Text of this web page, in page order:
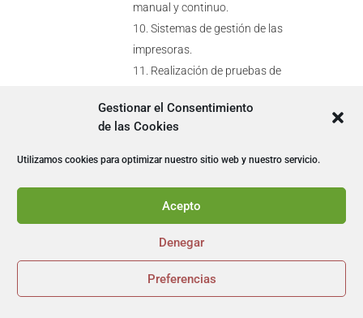
Gestionar el Consentimiento
de las Cookies
Utilizamos cookies para optimizar nuestro sitio web y nuestro servicio.
Acepto
Denegar
Preferencias
manual y continuo.
Sistemas de gestión de las
impresoras.
Realización de pruebas de
Configuración de la
impresora.
Búsqueda de errores y
UNIDAD DIDÁCTICA 7.
IMPRESORAS LÁSER.
Seguridad en el manejo de
impresoras láser.
– Advertencias y